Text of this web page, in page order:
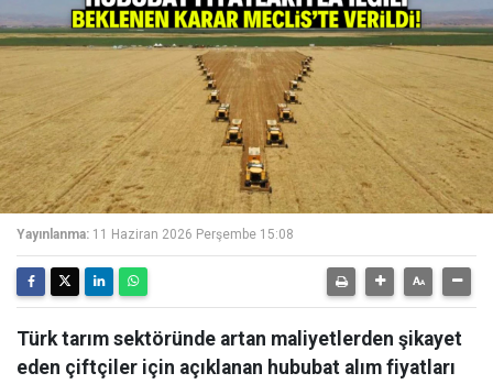
Yayınlanma: 11 Haziran 2026 Perşembe 15:08
Türk tarım sektöründe artan maliyetlerden şikayet
eden çiftçiler için açıklanan hububat alım fiyatları